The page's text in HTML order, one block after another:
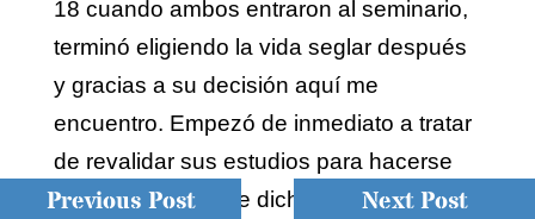
18 cuando ambos entraron al seminario,
terminó eligiendo la vida seglar después
y gracias a su decisión aquí me
encuentro. Empezó de inmediato a tratar
de revalidar sus estudios para hacerse
abogado lo cual he dicho más arriba que
Previous Post Next Post